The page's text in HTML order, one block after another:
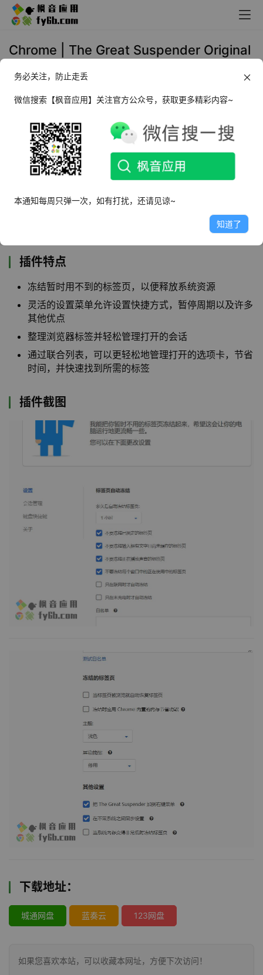
Chrome | The Great Suspender Original
2022年11月3日 11:08 功能插件
The Great Suspender Original是一款标签页管
理插件，可以帮助你把暂时不用的标签页冻结起
来，从而让你的电脑运行地更流畅一些。让用户
签，为用户节约出更多的资源可以运行正在使用
插件特点
冻结暂时用不到的标签页，以便释放系统资源
灵活的设置菜单允许设置快捷方式，暂停周期以及许多
其他优点
整理浏览器标签并轻松管理打开的会话
通过联合列表，可以更轻松地管理打开的选项卡，节省
时间，并快速找到所需的标签
插件截图
下载地址：
城通网盘 蓝奏云 123网盘
如果您喜欢本站，可以收藏本网址，方便下次访问！
务必关注，防止走丢
微信搜索【枫音应用】关注官方公众号，获取更多精彩内容~
本通知每周只弹一次，如有打扰，还请见谅~
知道了